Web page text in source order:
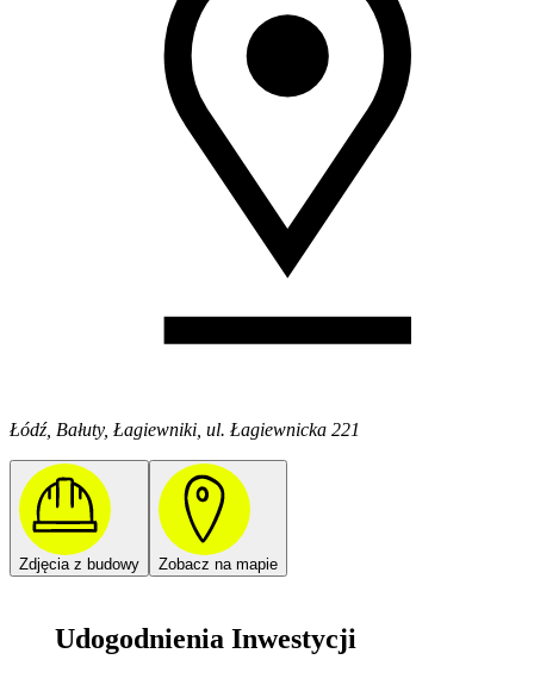
Łódź, Bałuty, Łagiewniki, ul. Łagiewnicka 221
Zdjęcia z budowy Zobacz na mapie
Udogodnienia Inwestycji